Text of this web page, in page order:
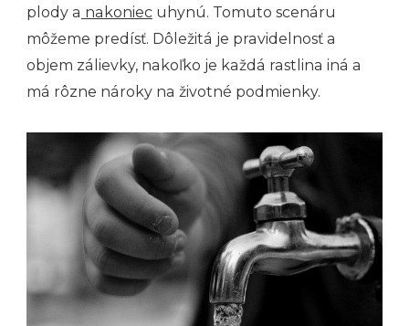
plody a nakoniec uhynú. Tomuto scenáru
môžeme predísť. Dôležitá je pravidelnosť a
objem zálievky, nakoľko je každá rastlina iná a
má rôzne nároky na životné podmienky.